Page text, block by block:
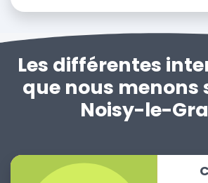
Les différentes
que nous menons
Noisy-le-